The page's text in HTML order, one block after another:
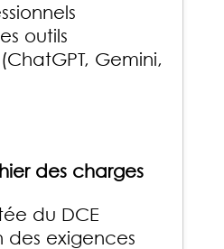
outils
Gemini,
des charges
du DCE
des exigences